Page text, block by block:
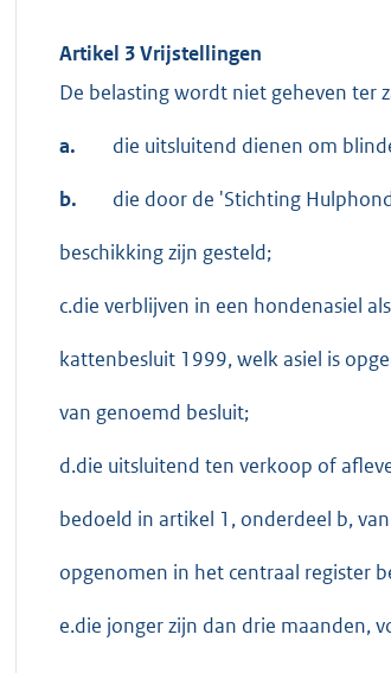
Artikel 3 Vrijstellingen
De belasting wordt niet geheven ter
a. die uitsluitend dienen om
b. die door de 'Stichting
beschikking zijn gesteld;
c.die verblijven in een hondenasiel
kattenbesluit 1999, welk asiel is
van genoemd besluit;
d.die uitsluitend ten verkoop of
bedoeld in artikel 1, onderdeel b,
opgenomen in het centraal register
e.die jonger zijn dan drie maanden,